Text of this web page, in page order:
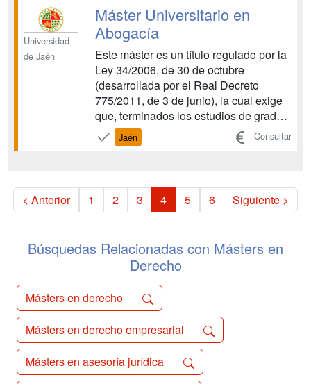
Jurisdicción Voluntaria Práctica Notarial
y Registral Derecho Laboral y de la
Seg...
Universidad
de Jaén
Máster Universitario en
Abogacía
Este máster es un título regulado por la
Ley 34/2006, de 30 de octubre
(desarrollada por el Real Decreto
775/2011, de 3 de junio), la cual exige
que, terminados los estudios de grado
jurídicos, el estudiante que desee
ejercer la profesión de Abogado,
o examen nacional. El Regla...
Jaén Consultar
< Anterior 1 2 3 4 5 6 Siguiente >
Búsquedas Relacionadas con Másters en
Derecho
Másters en derecho
Másters en derecho empresarial
Másters en asesoría jurídica